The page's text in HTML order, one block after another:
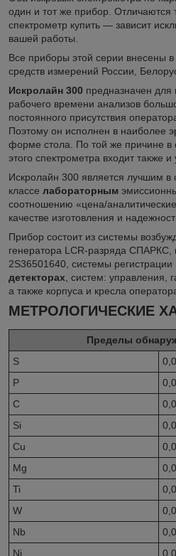
один и тот же прибор. Отличаются
спектрометр купить — зависит
вашей работы.
Все приборы этой серии внесены
средств измерений России,
Искролайн 300 предназначен
рабочего времени анализов
постоянного присутствия
Поэтому он исполнен в наиболее
форме стола. По той же причине в
этого спектрометра входит также
Искролайн 300 является лучшим в
классе лабораторным
соотношению «цена/
качестве изготовления и
Прибор состоит из системы
генератора LCR-разряда СПАРКС,
2S36501640, системы регистрации
детекторах , систем: управления,
а также корпуса и кресла
МЕТРОЛОГИЧЕСКИЕ
Пределы
S
P
C
Si
Cu
Mg
Ti
W
Nb
Ni